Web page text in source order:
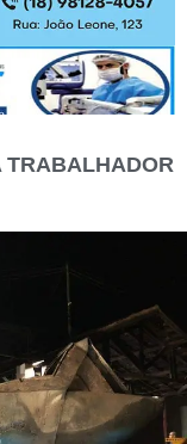
TRABALHADOR